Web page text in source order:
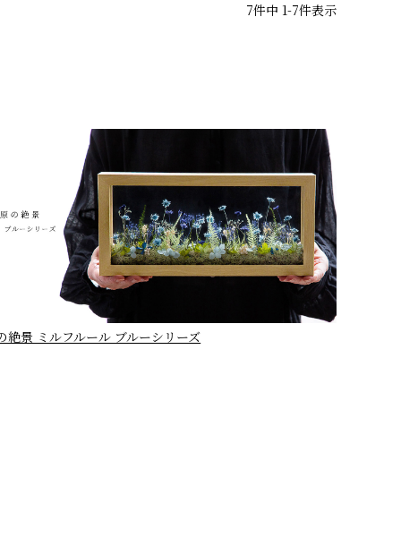
7件中 1-7件表示
絶景 ミルフルール ブルーシリーズ